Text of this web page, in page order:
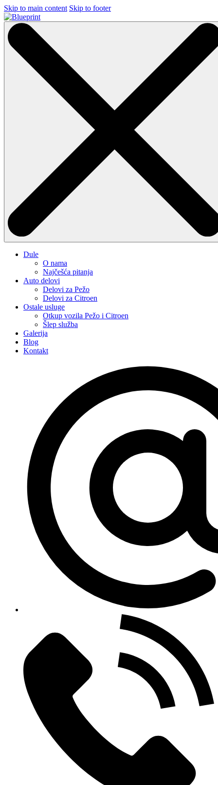
Skip to main content Skip to footer
Dule
O nama
Najčešća pitanja
Auto delovi
Delovi za Pežo
Delovi za Citroen
Ostale usluge
Otkup vozila Pežo i Citroen
Šlep služba
Galerija
Blog
Kontakt